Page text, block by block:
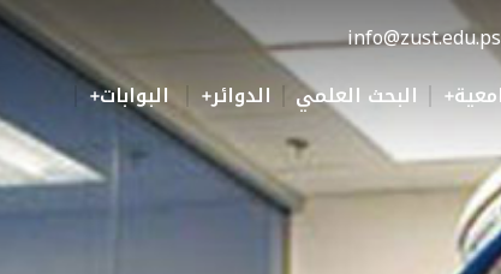
info@zust.edu.ps
البحث العلمي الدوائر
البوابات